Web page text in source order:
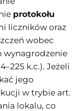
protokołu
liczników oraz
wobec
wynagrodzenie
k.c.). Jeżeli
jego
w trybie art.
lokalu, co